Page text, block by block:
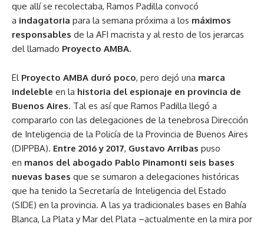
que allí se recolectaba, Ramos Padilla convocó
a indagatoria para la semana próxima a los máximos
responsables de la AFI macrista y al resto de los jerarcas
del llamado Proyecto AMBA.
El Proyecto AMBA duró poco, pero dejó una marca
indeleble en la historia del espionaje en provincia de
Buenos Aires. Tal es así que Ramos Padilla llegó a
compararlo con las delegaciones de la tenebrosa Dirección
de Inteligencia de la Policía de la Provincia de Buenos Aires
(DIPPBA). Entre 2016 y 2017, Gustavo Arribas puso
en manos del abogado Pablo Pinamonti seis bases
nuevas bases que se sumaron a delegaciones históricas
que ha tenido la Secretaría de Inteligencia del Estado
(SIDE) en la provincia. A las ya tradicionales bases en Bahía
Blanca, La Plata y Mar del Plata –actualmente en la mira por